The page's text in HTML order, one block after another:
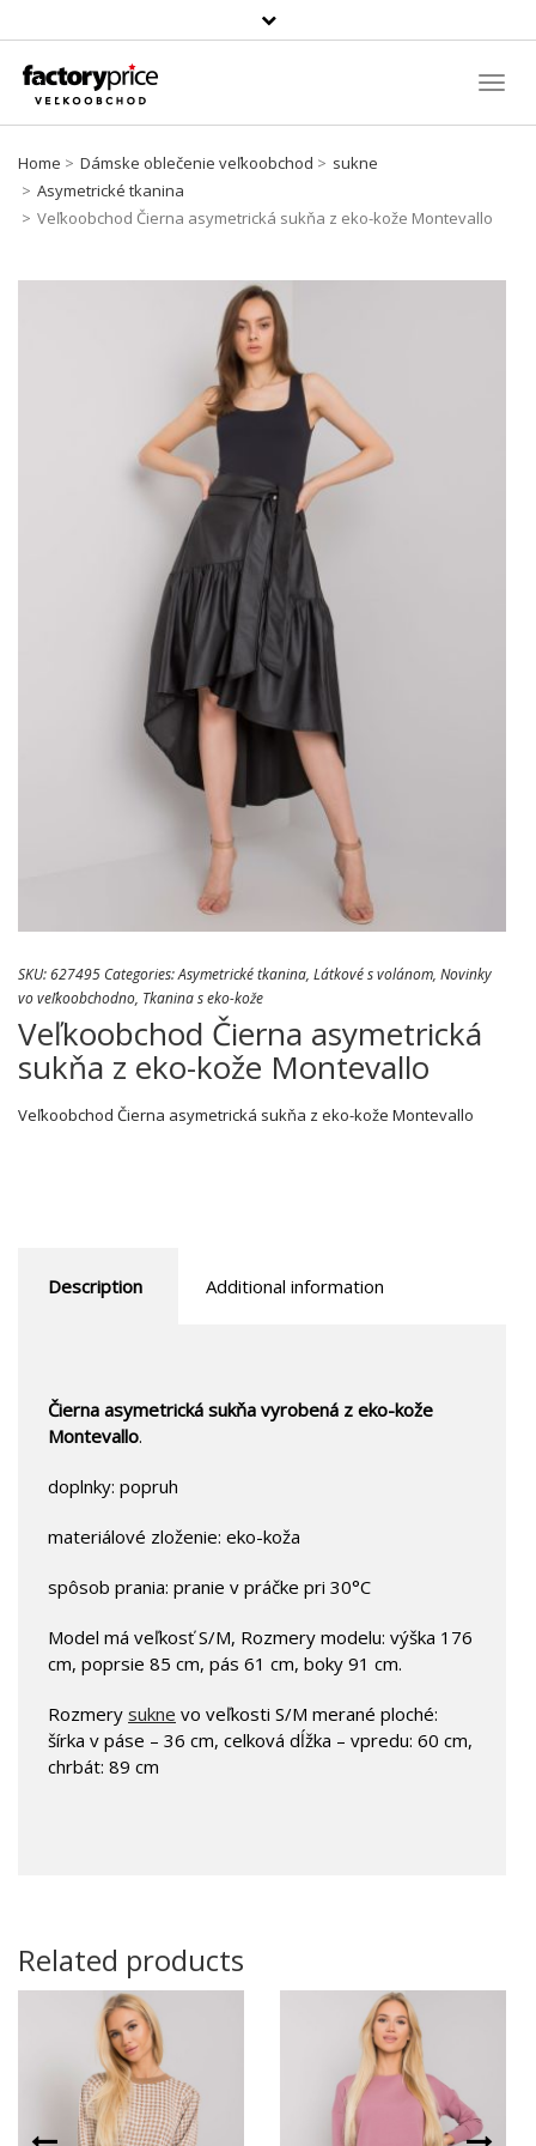
Szukaj
produktu
Home Dámske oblečenie veľkoobchod
sukne
Asymetrické tkanina
Veľkoobchod Čierna asymetrická sukňa z eko-kože Montevallo
SKU:627495 Categories:Asymetrické tkanina, Látkové s volánom, Novinky
vo veľkoobchodno, Tkanina s eko-kože
Veľkoobchod Čierna asymetrická
sukňa z eko-kože Montevallo
Veľkoobchod Čierna asymetrická sukňa z eko-kože Montevallo
Description Additional information
Čierna asymetrická sukňa vyrobená z eko-kože
Montevallo.
doplnky: popruh
materiálové zloženie: eko-koža
spôsob prania: pranie v práčke pri 30°C
Model má veľkosť S/M, Rozmery modelu: výška 176
cm, poprsie 85 cm, pás 61 cm, boky 91 cm.
Rozmery sukne vo veľkosti S/M merané ploché:
šírka v páse – 36 cm, celková dĺžka – vpredu: 60 cm,
chrbát: 89 cm
Related products